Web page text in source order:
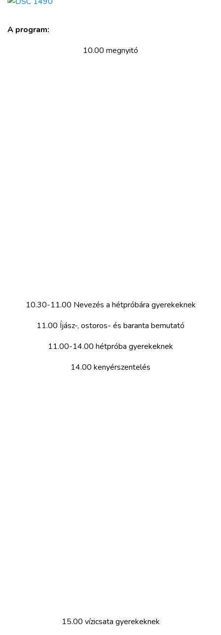
A program:
10.00 megnyitó
10.30-11.00 Nevezés a hétpróbára gyerekeknek
11.00 Íjász-, ostoros- és baranta bemutató
11.00-14.00 hétpróba gyerekeknek
14.00 kenyérszentelés
15.00 vízicsata gyerekeknek